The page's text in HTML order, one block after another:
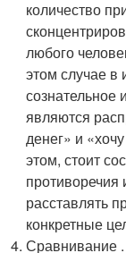
количество
любого
этом случае в
сознательное
являются
денег» и
этом, стоит
противоречия
расставлять
конкретные
Сравнивание .